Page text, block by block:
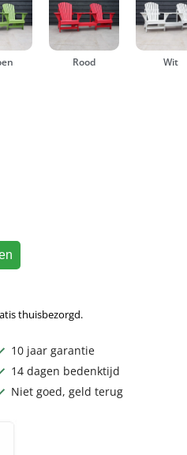
Rood Wit
thuisbezorgd.
10 jaar garantie
14 dagen bedenktijd
Niet goed, geld terug